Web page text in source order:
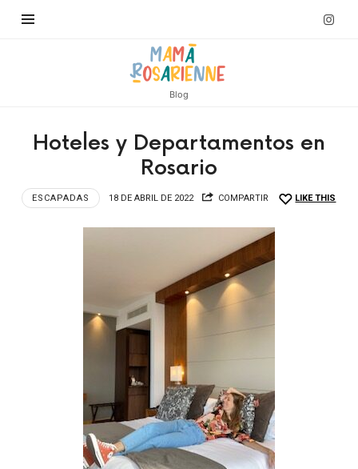
Blog
Hoteles y Departamentos en
Rosario
ESCAPADAS 18 DE ABRIL DE 2022 COMPARTIR LIKE THIS